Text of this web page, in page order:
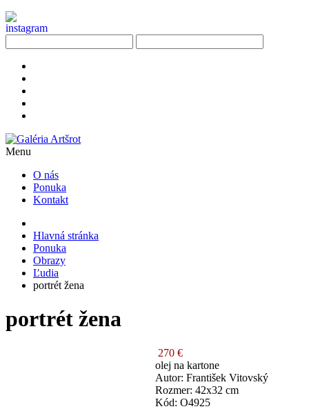
Menu
O nás
Ponuka
Kontakt
Hlavná stránka
Ponuka
Obrazy
Ľudia
portrét žena
portrét žena
270 €
olej na kartone
Autor: František Vitovský
Rozmer: 42x32 cm
Kód: O4925